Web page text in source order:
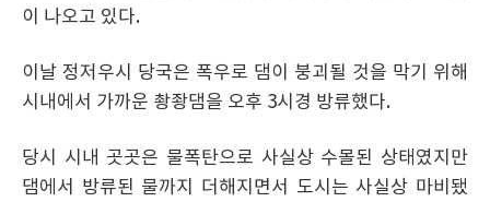
이 나오고 있다.
이날 정저우시 당국은 폭우로 댐이 붕괴될 것을 막기 위해
시내에서 가까운 촹좡댐을 오후 3시경 방류했다.
당시 시내 곳곳은 물폭탄으로 사실상 수몰된 상태였지만
댐에서 방류된 물까지 더해지면서 도시는 사실상 마비됐